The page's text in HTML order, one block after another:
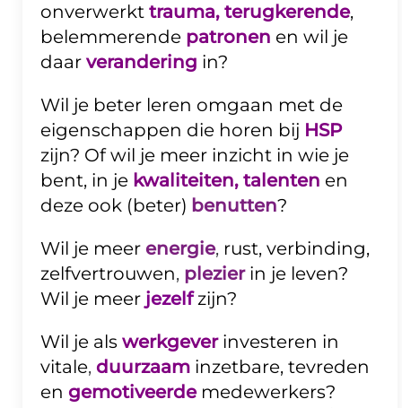
onverwerkt trauma, terugkerende,
belemmerende patronen en wil je
daar verandering in?
Wil je beter leren omgaan met de
eigenschappen die horen bij HSP
zijn? Of wil je meer inzicht in wie je
bent, in je kwaliteiten, talenten en
deze ook (beter) benutten?
Wil je meer energie, rust, verbinding,
zelfvertrouwen, plezier in je leven?
Wil je meer jezelfzijn?
Wil je als werkgever investeren in
vitale, duurzaam inzetbare, tevreden
en gemotiveerde medewerkers?